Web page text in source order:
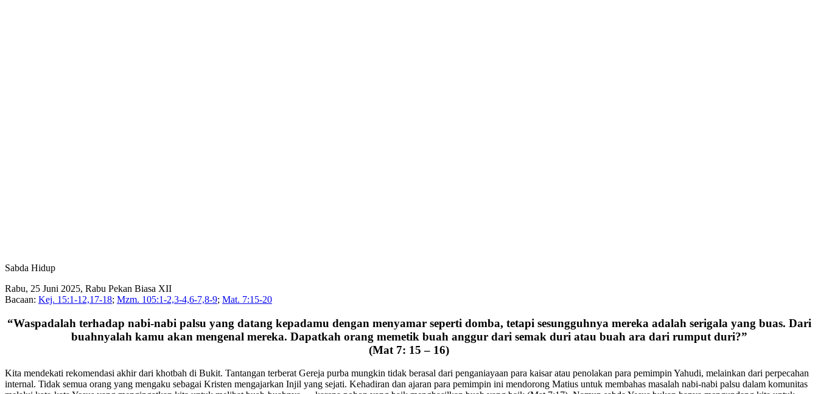
Sabda Hidup
Rabu, 25 Juni 2025, Rabu Pekan Biasa XII
Bacaan: Kej. 15:1-12,17-18; Mzm. 105:1-2,3-4,6-7,8-9; Mat. 7:15-20
“Waspadalah terhadap nabi-nabi palsu yang datang kepadamu dengan menyamar seperti domba, tetapi sesungguhnya mereka adalah serigala yang buas. Dari
buahnyalah kamu akan mengenal mereka. Dapatkah orang memetik buah anggur dari semak duri atau buah ara dari rumput duri?”
(Mat 7: 15 – 16)
Kita mendekati rekomendasi akhir dari khotbah di Bukit. Tantangan terberat Gereja purba mungkin tidak berasal dari penganiayaan para kaisar atau penolakan para pemimpin Yahudi, melainkan dari perpecahan
internal. Tidak semua orang yang mengaku sebagai Kristen mengajarkan Injil yang sejati. Kehadiran dan ajaran para pemimpin ini mendorong Matius untuk membahas masalah nabi-nabi palsu dalam komunitas